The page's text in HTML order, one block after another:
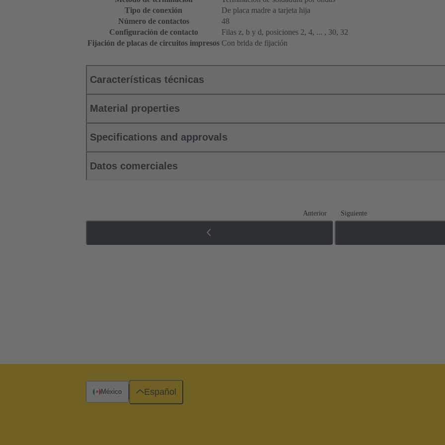
Tipo de conexión
De placa madre a tarjeta hija
Número de contactos
48
Configuración de contacto
Filas z, b y d, posiciones 2, 4, ... , 30, 32
Fijación de placas de circuitos impresos Con brida de fijación
Características técnicas
Material properties
Specifications and approvals
Datos comerciales
Anterior Siguiente
México Español